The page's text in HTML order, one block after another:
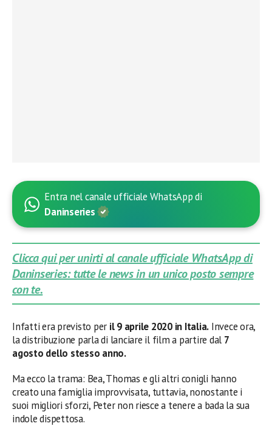
Entra nel canale ufficiale WhatsApp di
Daninseries
Clicca qui per unirti al canale ufficiale WhatsApp di
Daninseries: tutte le news in un unico posto sempre
con te.
Infatti era previsto per il 9 aprile 2020 in Italia. Invece ora,
la distribuzione parla di lanciare il film a partire dal 7
agosto dello stesso anno.
Ma ecco la trama: Bea, Thomas e gli altri conigli hanno
creato una famiglia improvvisata, tuttavia, nonostante i
suoi migliori sforzi, Peter non riesce a tenere a bada la sua
indole dispettosa.